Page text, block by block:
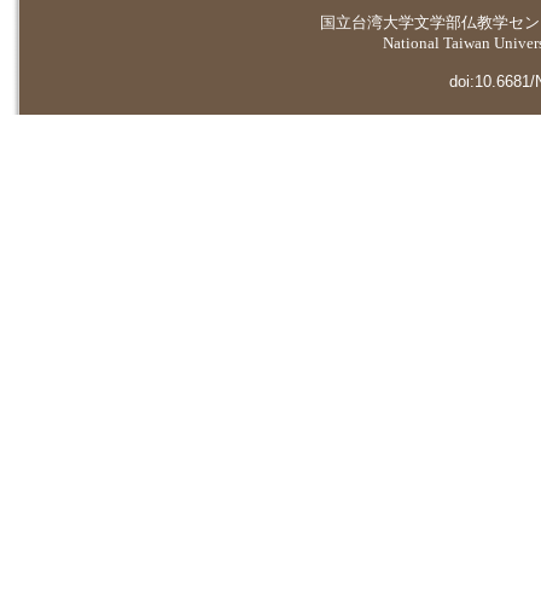
国立台湾大学文学部仏教学セ
National Taiwan
doi:10.6681/